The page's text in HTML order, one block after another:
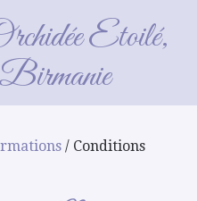
Etoilé,
/ Conditions